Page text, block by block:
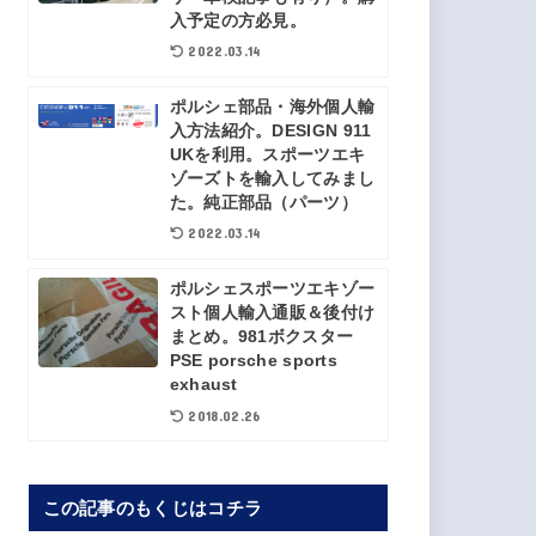
入予定の方必見。
2022.03.14
ポルシェ部品・海外個人輸
入方法紹介。DESIGN 911
UKを利用。スポーツエキ
ゾーズトを輸入してみまし
た。純正部品（パーツ）
2022.03.14
ポルシェスポーツエキゾー
スト個人輸入通販＆後付け
まとめ。981ボクスター
PSE porsche sports
exhaust
2018.02.26
この記事のもくじはコチラ